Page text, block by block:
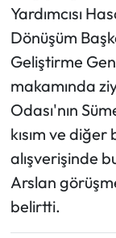
Yardımcısı
Dönüşüm
Geliştirme
makamında
Odası'nın
kısım ve
alışverişinde
Arslan
belirtti.